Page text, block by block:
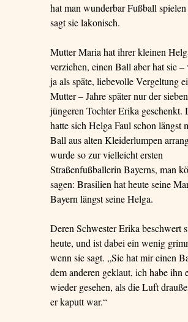
hat man wunderbar Fußball
sagt sie lakonisch.
Mutter Maria hat ihrer kleinen
verziehen, einen Ball aber hat sie
ja als späte, liebevolle Vergeltung
Mutter – Jahre später nur der
jüngeren Tochter Erika geschenkt.
hatte sich Helga Faul schon längst
Ball aus alten Kleiderlumpen
wurde so zur vielleicht ersten
Straßenfußballerin Bayerns, man
sagen: Brasilien hat heute seine
Bayern längst seine Helga.
Deren Schwester Erika beschwert
heute, und ist dabei ein wenig
wenn sie sagt. „Sie hat mir einen
dem anderen geklaut, ich habe ihn
wieder gesehen, als die Luft
er kaputt war.“